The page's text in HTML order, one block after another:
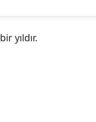
bir yıldır.